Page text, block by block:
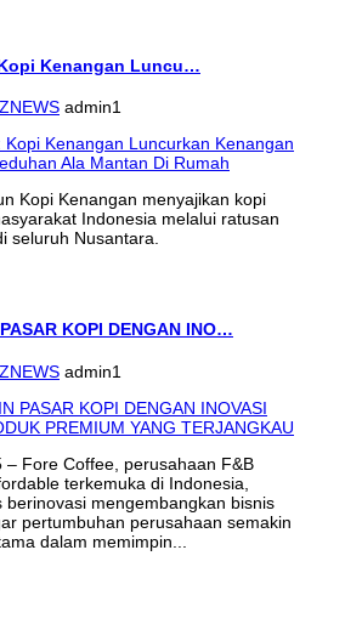
Kenangan Luncu…
admin1
Kopi Kenangan menyajikan kopi
Indonesia melalui ratusan
seluruh Nusantara.
KOPI DENGAN INO…
admin1
Fore Coffee, perusahaan F&B
terkemuka di Indonesia,
mengembangkan bisnis
pertumbuhan perusahaan semakin
dalam memimpin...